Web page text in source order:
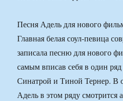
Песня Адель для нового
Главная белая соул-певица
записала песню для нового
самым вписав себя в один
Синатрой и Тиной Тернер. В
Адель в этом ряду смотрится